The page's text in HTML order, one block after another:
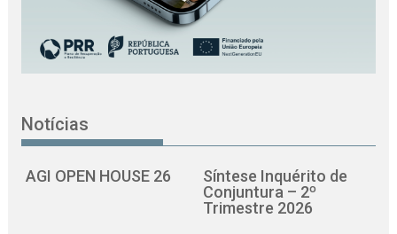
Notícias
AGI OPEN HOUSE 26
Síntese Inquérito de
Conjuntura – 2º
Trimestre 2026